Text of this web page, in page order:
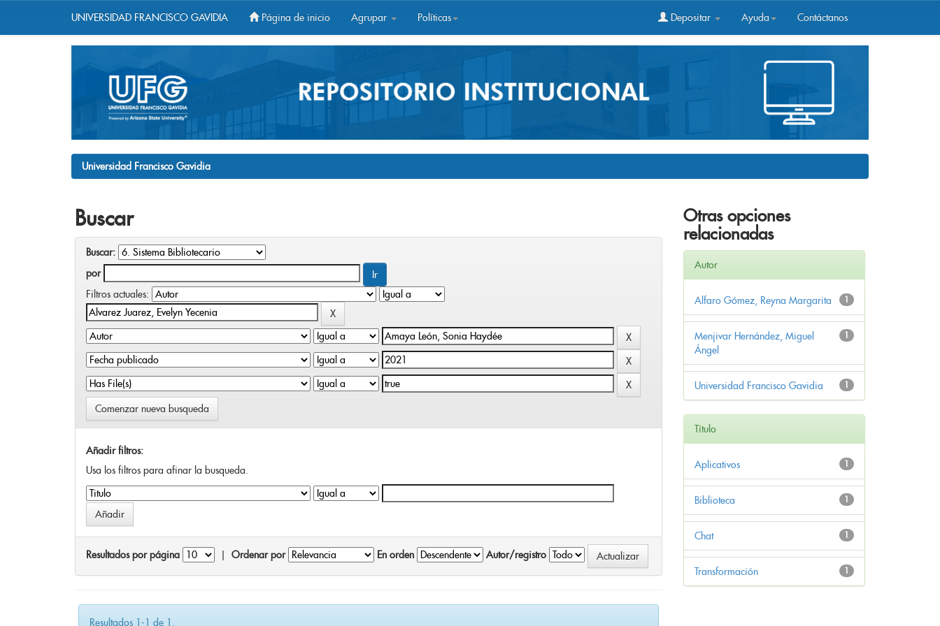
UNIVERSIDAD FRANCISCO GAVIDIA Página de inicio Agrupar Políticas Depositar Ayuda Contáctanos
Universidad Francisco Gavidia
Buscar
Buscar:
por
Filtros actuales:
Comenzar nueva busqueda
Añadir filtros:
Usa los filtros para afinar la busqueda.
Resultados por página Ordenar por En orden Autor/registro
Resultados 1-1 de 1.
Otras opciones
relacionadas
Autor
1
Alfaro Gómez, Reyna Margarita
1
Menjivar Hernández, Miguel
Ángel
1
Universidad Francisco Gavidia
Título
1
Aplicativos
1
Biblioteca
1
Chat
1
Transformación